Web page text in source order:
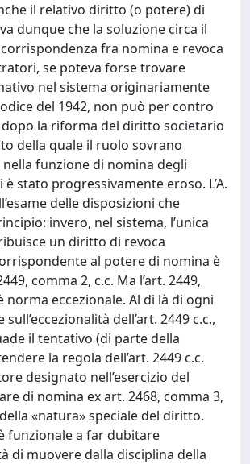
il relativo diritto (o potere) di
dunque che la soluzione circa il
fra nomina e revoca
se poteva forse trovare
nel sistema originariamente
del 1942, non può per contro
dopo la riforma del diritto societario
della quale il ruolo sovrano
nella funzione di nomina degli
stato progressivamente eroso. L’A.
delle disposizioni che
invero, nel sistema, l’unica
un diritto di revoca
al potere di nomina è
comma 2, c.c. Ma l’art. 2449,
norma eccezionale. Al di là di ogni
dell’art. 2449 c.c.,
il tentativo (di parte della
la regola dell’art. 2449 c.c.
designato nell’esercizio del
di nomina ex art. 2468, comma 3,
«natura» speciale del diritto.
funzionale a far dubitare
di muovere dalla disciplina della